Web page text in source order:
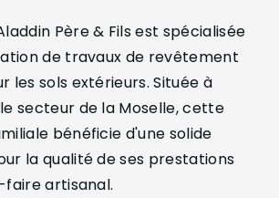
Père & Fils est spécialisée
de travaux de revêtement
les sols extérieurs. Située à
secteur de la Moselle, cette
bénéficie d'une solide
la qualité de ses prestations
artisanal.